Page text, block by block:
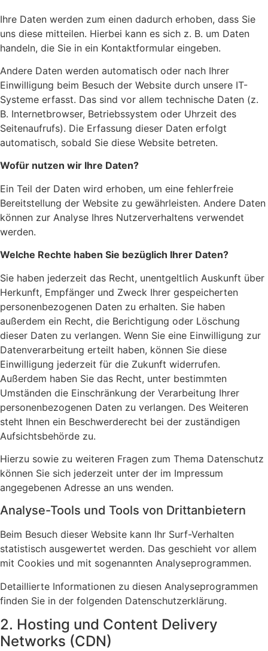
Ihre Daten werden zum einen dadurch erhoben, dass Sie
uns diese mitteilen. Hierbei kann es sich z. B. um Daten
handeln, die Sie in ein Kontaktformular eingeben.
Andere Daten werden automatisch oder nach Ihrer
Einwilligung beim Besuch der Website durch unsere IT-
Systeme erfasst. Das sind vor allem technische Daten (z.
B. Internetbrowser, Betriebssystem oder Uhrzeit des
Seitenaufrufs). Die Erfassung dieser Daten erfolgt
automatisch, sobald Sie diese Website betreten.
Wofür nutzen wir Ihre Daten?
Ein Teil der Daten wird erhoben, um eine fehlerfreie
Bereitstellung der Website zu gewährleisten. Andere Daten
können zur Analyse Ihres Nutzerverhaltens verwendet
werden.
Welche Rechte haben Sie bezüglich Ihrer Daten?
Sie haben jederzeit das Recht, unentgeltlich Auskunft über
Herkunft, Empfänger und Zweck Ihrer gespeicherten
personenbezogenen Daten zu erhalten. Sie haben
außerdem ein Recht, die Berichtigung oder Löschung
dieser Daten zu verlangen. Wenn Sie eine Einwilligung zur
Datenverarbeitung erteilt haben, können Sie diese
Einwilligung jederzeit für die Zukunft widerrufen.
Außerdem haben Sie das Recht, unter bestimmten
Umständen die Einschränkung der Verarbeitung Ihrer
personenbezogenen Daten zu verlangen. Des Weiteren
steht Ihnen ein Beschwerderecht bei der zuständigen
Aufsichtsbehörde zu.
Hierzu sowie zu weiteren Fragen zum Thema Datenschutz
können Sie sich jederzeit unter der im Impressum
angegebenen Adresse an uns wenden.
Analyse-Tools und Tools von Drittanbietern
Beim Besuch dieser Website kann Ihr Surf-Verhalten
statistisch ausgewertet werden. Das geschieht vor allem
mit Cookies und mit sogenannten Analyseprogrammen.
Detaillierte Informationen zu diesen Analyseprogrammen
finden Sie in der folgenden Datenschutzerklärung.
2. Hosting und Content Delivery
Networks (CDN)